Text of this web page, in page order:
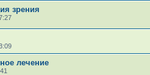
зрения
лечение